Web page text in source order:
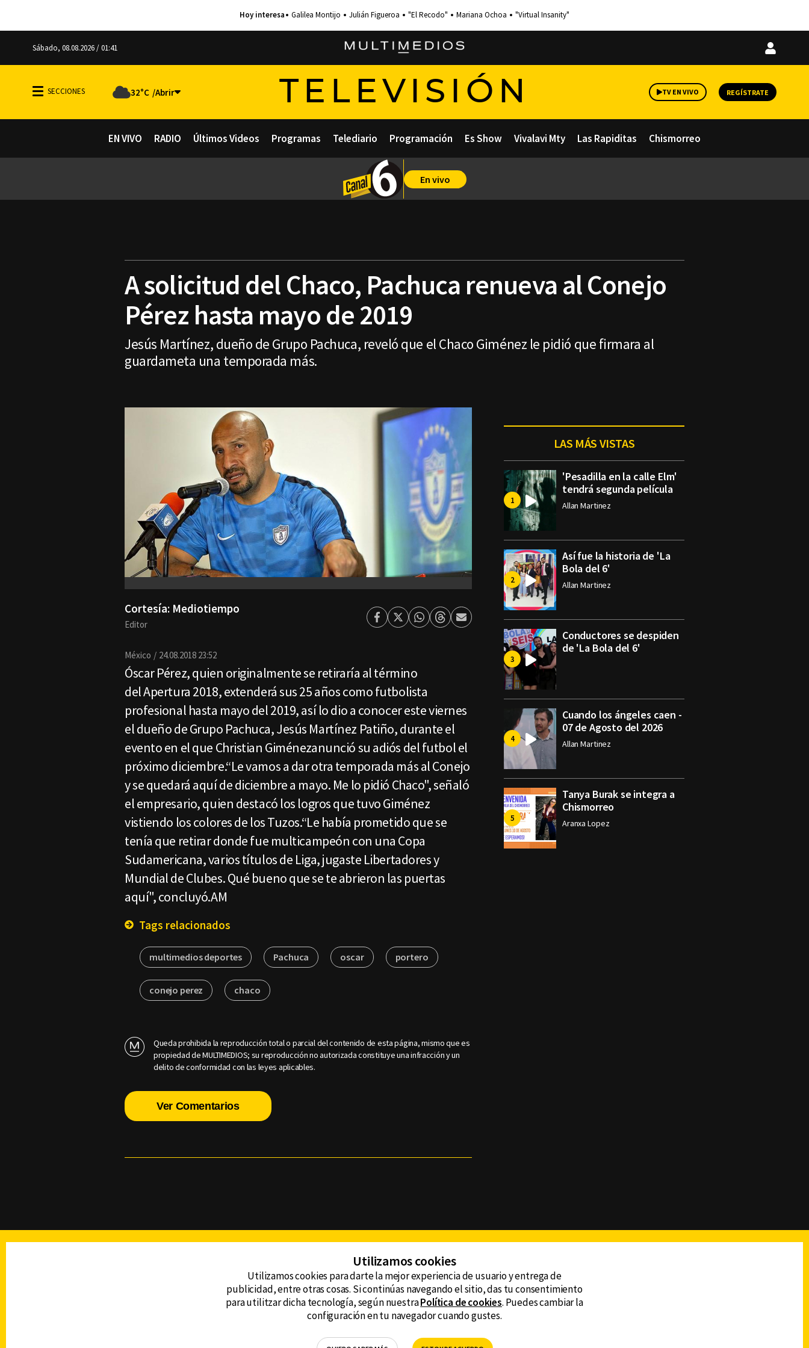
Galilea Montijo Julián Figueroa "El Recodo" Mariana Ochoa "Virtual Insanity"
Sábado, 08.08.2026 / 01:41
Iniciar
32°C TELEVISIÓN TV EN VIVO REGÍSTRATE
EN VIVO RADIO Últimos Videos Programas Telediario Programación Es Show Vivalavi Mty Las Rapiditas Chismorreo
En vivo
A solicitud del Chaco, Pachuca renueva al Conejo
Pérez hasta mayo de 2019
Jesús Martínez, dueño de Grupo Pachuca, reveló que el Chaco Giménez le pidió que firmara al
guardameta una temporada más.
Cortesía: Mediotiempo
Editor Facebook
TwitterWhatsapp
ThreadsEnviar
México 24.08.2018 23:52
Óscar Pérez, quien originalmente se retiraría al término
del Apertura 2018, extenderá sus 25 años como futbolista
profesional hasta mayo del 2019, así lo dio a conocer este viernes
el dueño de Grupo Pachuca, Jesús Martínez Patiño, durante el
evento en el que Christian Giménezanunció su adiós del futbol el
próximo diciembre.“Le vamos a dar otra temporada más al Conejo
y se quedará aquí de diciembre a mayo. Me lo pidió Chaco", señaló
el empresario, quien destacó los logros que tuvo Giménez
vistiendo los colores de los Tuzos.“Le había prometido que se
tenía que retirar donde fue multicampeón con una Copa
Sudamericana, varios títulos de Liga, jugaste Libertadores y
Mundial de Clubes. Qué bueno que se te abrieron las puertas
aquí", concluyó.AM
Tags relacionados
multimedios deportes Pachuca oscar portero
conejo perez chaco
Queda prohibida la reproducción total o parcial del contenido de esta página, mismo que es
propiedad de MULTIMEDIOS; su reproducción no autorizada constituye una infracción y un
delito de conformidad con las leyes aplicables.
Ver Comentarios
LAS MÁS VISTAS
'Pesadilla en la calle Elm'
tendrá segunda película
Allan Martinez
Así fue la historia de 'La
Bola del 6'
Allan Martinez
Conductores se despiden
de 'La Bola del 6'
Cuando los ángeles caen -
07 de Agosto del 2026
Allan Martinez
Tanya Burak se integra a
Chismorreo
Aranxa Lopez
DERECHOS RESERVADOS © CANAL 6 2026
Prohibida la reproducción total o parcial, incluyendo
CONTACTO
AVISO DE PRIVACIDAD
AVISO LEGAL
DEFENSORÍA DE LAS AUDIENCIAS
Utilizamos cookies
Utilizamos cookies para darte la mejor experiencia de usuario y entrega de
publicidad, entre otras cosas. Si continúas navegando el sitio, das tu consentimiento
para utilitzar dicha tecnología, según nuestraPolítica de cookies. Puedes cambiar la
configuración en tu navegador cuando gustes.